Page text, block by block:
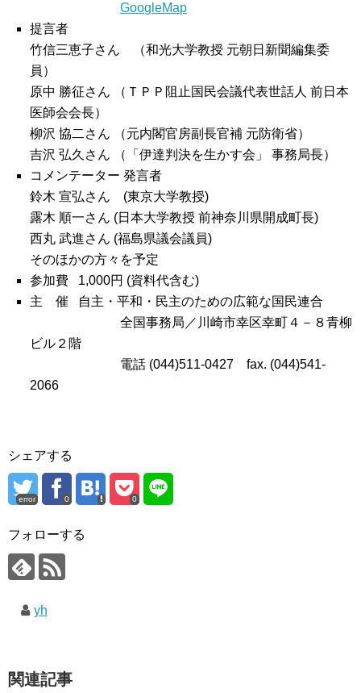
GoogleMap
提言者
竹信三恵子さん
（和光大学教授 元朝日新聞編集委
員）
原中 勝征さん
（ＴＰＰ阻止国民会議代表世話人 前日本
医師会会長）
柳沢 協二さん
（元内閣官房副長官補 元防衛省）
吉沢 弘久さん
（「伊達判決を生かす会」 事務局長）
コメンテーター 発言者
鈴木 宣弘さん (東京大学教授)
露木 順一さん (日本大学教授 前神奈川県開成町長)
西丸 武進さん (福島県議会議員)
そのほかの方々を予定
参加費 1,000円 (資料代含む)
主 催 自主・平和・民主のための広範な国民連合
全国事務局／川崎市幸区幸町４－８青柳
ビル２階
電話 (044)511-0427 fax. (044)541-
2066
シェアする
error 0 0
フォローする
yh
関連記事